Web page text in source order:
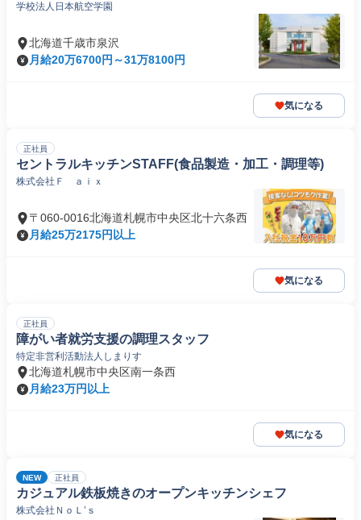
学校法人日本航空学園
北海道千歳市泉沢
月給20万6700円～31万8100円
気になる
正社員
セントラルキッチンSTAFF(食品製造・加工・調理等)
株式会社Ｆ ａｉｘ
〒060-0016北海道札幌市中央区北十六条西
月給25万2175円以上
気になる
正社員
障がい者就労支援の調理スタッフ
特定非営利活動法人しまりす
北海道札幌市中央区南一条西
月給23万円以上
気になる
NEW 正社員
カジュアル鉄板焼きのオープンキッチンシェフ
株式会社ＮｏＬ’ｓ